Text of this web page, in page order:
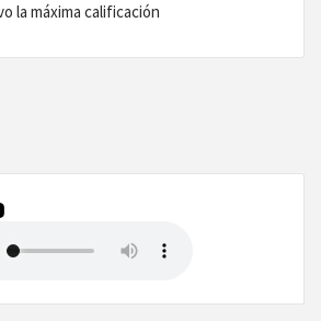
la máxima calificación